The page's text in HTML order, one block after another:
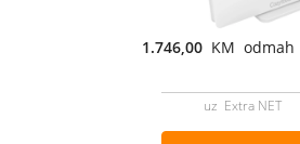
1.746,00 KM odmah
uz Extra NET